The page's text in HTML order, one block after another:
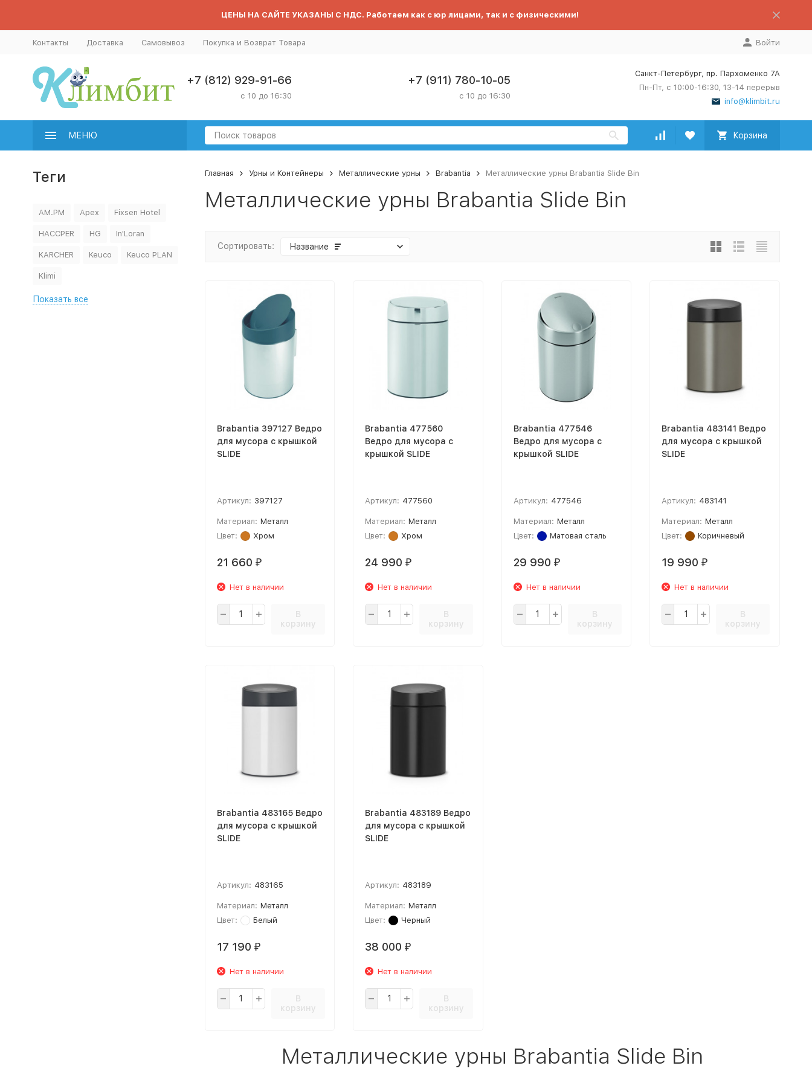
ЦЕНЫ НА САЙТЕ УКАЗАНЫ С НДС. Работаем как с юр лицами, так и с физическими!
Контакты Доставка Самовывоз Покупка и Возврат Товара Войти
+7 (812) 929-91-66
с 10 до 16:30
+7 (911) 780-10-05
с 10 до 16:30
Санкт-Петербург, пр. Пархоменко 7А
Пн-Пт, с 10:00-16:30, 13-14 перерыв
info@klimbit.ru
МЕНЮ Корзина
Главная Урны и Контейнеры Металлические урны Brabantia Металлические урны Brabantia Slide Bin
Металлические урны Brabantia Slide Bin
Сортировать: Название
Brabantia 397127 Ведро
для мусора с крышкой
SLIDE
Артикул: 397127
Материал: Металл
Цвет:
Хром
21 660 ₽
Нет в наличии
В
корзину
Brabantia 477560
Ведро для мусора с
крышкой SLIDE
Артикул: 477560
Материал: Металл
Цвет:
Хром
24 990 ₽
Нет в наличии
В
корзину
Brabantia 477546
Ведро для мусора с
крышкой SLIDE
Артикул: 477546
Материал: Металл
Цвет:
Матовая сталь
29 990 ₽
Нет в наличии
В
корзину
Brabantia 483141 Ведро
для мусора с крышкой
SLIDE
Артикул: 483141
Материал: Металл
Цвет:
Коричневый
19 990 ₽
Нет в наличии
В
корзину
Brabantia 483165 Ведро
для мусора с крышкой
SLIDE
Артикул: 483165
Материал: Металл
Цвет:
Белый
17 190 ₽
Нет в наличии
В
корзину
Brabantia 483189 Ведро
для мусора с крышкой
SLIDE
Артикул: 483189
Материал: Металл
Цвет:
Черный
38 000 ₽
Нет в наличии
В
корзину
Металлические урны Brabantia Slide Bin
Теги
AM.PM Apex Fixsen Hotel
HACCPER HG In'Loran
KARCHER Keuco Keuco PLAN
Klimi
Показать все